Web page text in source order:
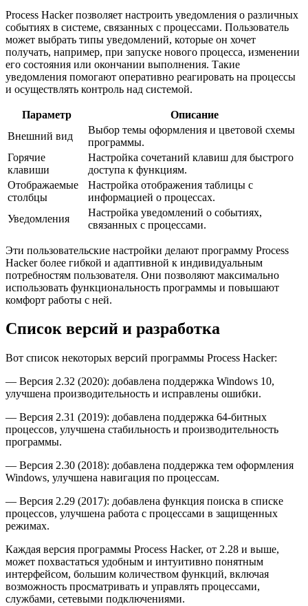
Process Hacker позволяет настроить уведомления о различных
событиях в системе, связанных с процессами. Пользователь
может выбрать типы уведомлений, которые он хочет
получать, например, при запуске нового процесса, изменении
его состояния или окончании выполнения. Такие
уведомления помогают оперативно реагировать на процессы
и осуществлять контроль над системой.
Параметр
Описание
Внешний вид
Выбор темы оформления и цветовой схемы
программы.
Горячие
клавиши
Настройка сочетаний клавиш для быстрого
доступа к функциям.
Отображаемые
столбцы
Настройка отображения таблицы с
информацией о процессах.
Уведомления
Настройка уведомлений о событиях,
связанных с процессами.
Эти пользовательские настройки делают программу Process
Hacker более гибкой и адаптивной к индивидуальным
потребностям пользователя. Они позволяют максимально
использовать функциональность программы и повышают
комфорт работы с ней.
Список версий и разработка
Вот список некоторых версий программы Process Hacker:
— Версия 2.32 (2020): добавлена поддержка Windows 10,
улучшена производительность и исправлены ошибки.
— Версия 2.31 (2019): добавлена поддержка 64-битных
процессов, улучшена стабильность и производительность
программы.
— Версия 2.30 (2018): добавлена поддержка тем оформления
Windows, улучшена навигация по процессам.
— Версия 2.29 (2017): добавлена функция поиска в списке
процессов, улучшена работа с процессами в защищенных
режимах.
Каждая версия программы Process Hacker, от 2.28 и выше,
может похвастаться удобным и интуитивно понятным
интерфейсом, большим количеством функций, включая
возможность просматривать и управлять процессами,
службами, сетевыми подключениями.